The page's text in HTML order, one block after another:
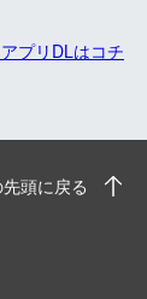
プリDLはコチ
頭に戻る